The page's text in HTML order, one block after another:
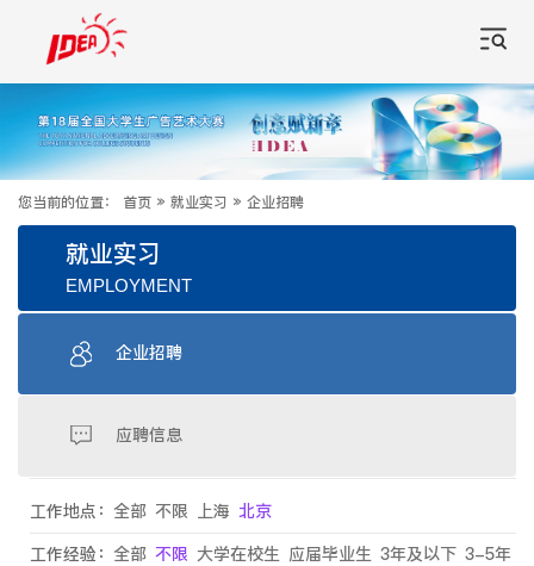
您当前的位置： 首页 » 就业实习 » 企业招聘
就业实习
EMPLOYMENT
企业招聘
应聘信息
工作地点： 全部 不限 上海 北京
工作经验： 全部 不限 大学在校生 应届毕业生 3年及以下 3-5年